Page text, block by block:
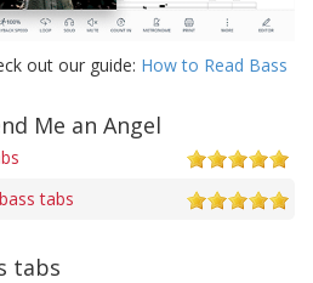
out our guide: How to Read Bass
Me an Angel
tabs
tabs